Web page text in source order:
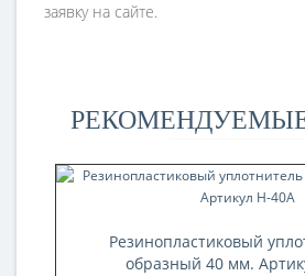
заявку на сайте.
Резинопластиковый
образный 40 мм.